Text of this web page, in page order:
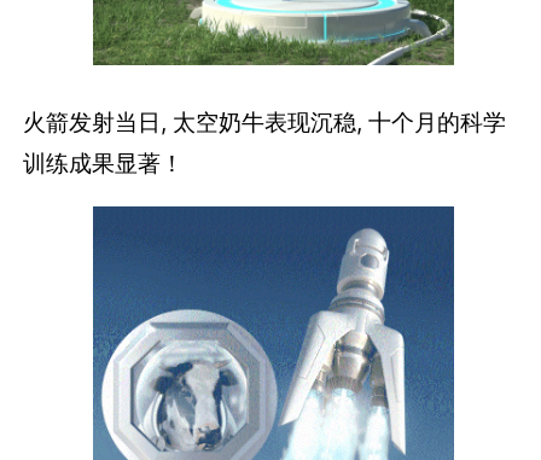
火箭发射当日, 太空奶牛表现沉稳, 十个月的科学
训练成果显著！